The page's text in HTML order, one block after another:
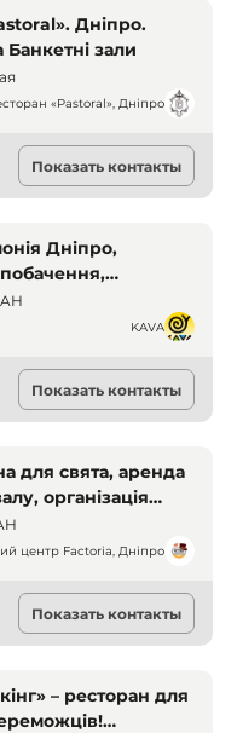
Дніпро.
Банкетні зали
«Pastoral», Дніпро
Показать контакты
Дніпро,
сертифікат на чай,
KAVA
Показать контакты
для свята, аренда
організація
в банкетному
зала, орендувати
центр Factoria, Дніпро
Показать контакты
– ресторан для